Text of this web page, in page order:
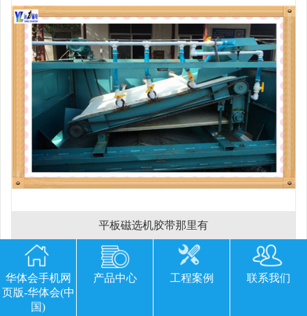
平板磁选机胶带那里有
欢迎您留下宝贵的意见或建议
华体会手机网
页版-华体会(中
国)
产品中心 工程案例 联系我们